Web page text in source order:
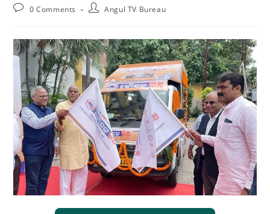
0 Comments
Angul TV Bureau